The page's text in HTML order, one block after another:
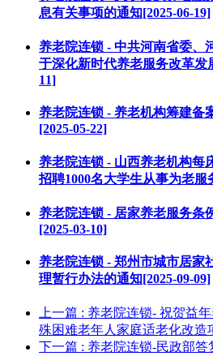
息有关事项的通知[2025-06-19]
养老院连锁 - 中共河南省委、
于深化新时代养老服务改革发
11]
养老院连锁 - 养老机构筹建备
[2025-05-22]
养老院连锁 - 山西养老机构每
招聘1000名大学生从事为老服
养老院连锁 - 居家养老服务条
[2025-03-10]
养老院连锁 - 郑州市城市居家
理暂行办法的通知[2025-09-09]
上一篇 : 养老院连锁- 祝贺益
殊困难老年人家庭适老化改造
下一篇 : 养老院连锁-民政部